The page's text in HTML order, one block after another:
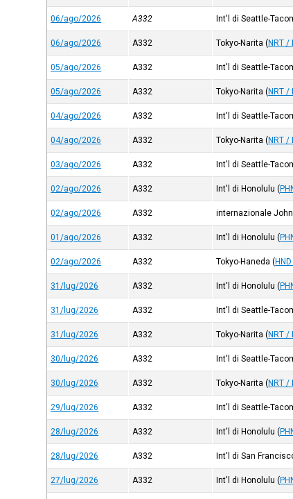
06/ago/2026 A332 Int'l di Seattle-
06/ago/2026 A332 Tokyo-Narita (NRT /
05/ago/2026 A332 Int'l di Seattle-
05/ago/2026 A332 Tokyo-Narita (NRT /
04/ago/2026 A332 Int'l di Seattle-
04/ago/2026 A332 Tokyo-Narita (NRT /
03/ago/2026 A332 Int'l di Seattle-
02/ago/2026 A332 Int'l di Honolulu (
02/ago/2026 A332 internazionale John
01/ago/2026 A332 Int'l di Honolulu (
02/ago/2026 A332 Tokyo-Haneda (
31/lug/2026 A332 Int'l di Honolulu (
31/lug/2026 A332 Int'l di Seattle-
31/lug/2026 A332 Tokyo-Narita (NRT /
30/lug/2026 A332 Int'l di Seattle-
30/lug/2026 A332 Tokyo-Narita (NRT /
29/lug/2026 A332 Int'l di Seattle-
28/lug/2026 A332 Int'l di Honolulu (
28/lug/2026 A332 Int'l di San
27/lug/2026 A332 Int'l di Honolulu (